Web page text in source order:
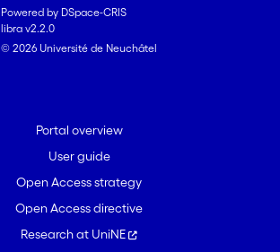
Powered by DSpace-CRIS
libra v2.2.0
© 2026 Université de Neuchâtel
Portal overview
User guide
Open Access strategy
Open Access directive
Research at UniNE